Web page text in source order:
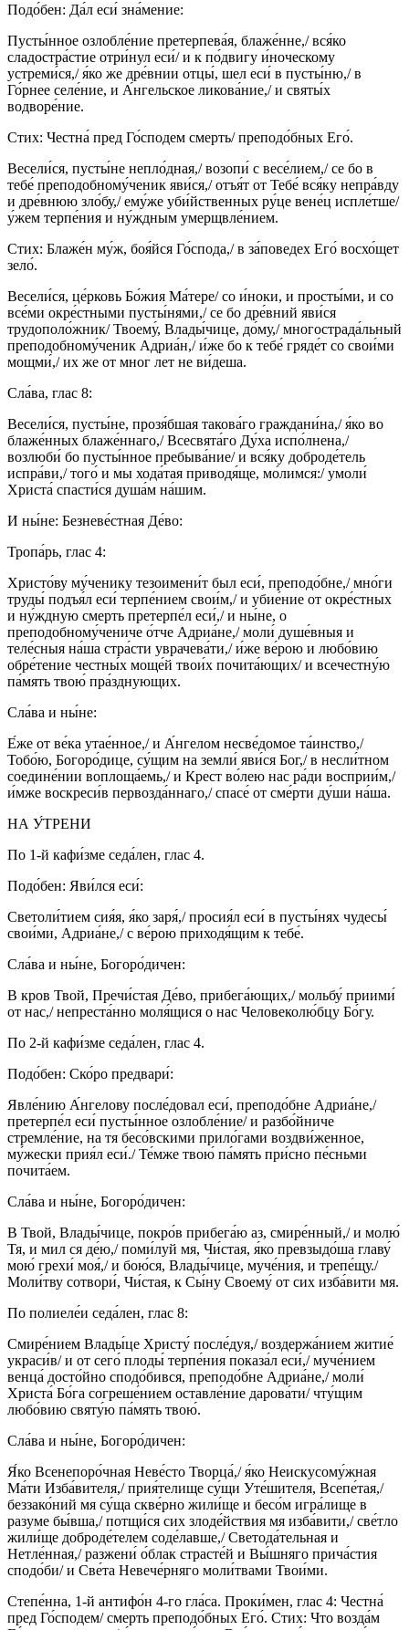
Подо́бен: Да́л еси́ зна́мение:
Пусты́нное озлобле́ние претерпева́я, блаже́нне,/ вся́ко
сладостра́стие отри́нул еси́/ и к по́двигу и́ноческому
устреми́ся,/ я́ко же дре́внии отцы́, шел еси́ в пусты́ню,/ в
Го́рнее селе́ние, и А́нгельское ликова́ние,/ и святы́х
водворе́ние.
Стих: Честна́ пред Го́сподем смерть/ преподо́бных Его́.
Весели́ся, пусты́не непло́дная,/ возопи́ с весе́лием,/ се бо в
тебе́ преподобному́ченик яви́ся,/ отъя́т от Тебе́ вся́ку непра́вду
и дре́внюю зло́бу,/ ему́же уби́йственных ру́це вене́ц испле́тше/
у́жем терпе́ния и ну́ждным умерщвле́нием.
Стих: Блаже́н му́ж, боя́йся Го́спода,/ в за́поведех Его́ восхо́щет
зело́.
Весели́ся, це́рковь Бо́жия Ма́тере/ со и́ноки, и просты́ми, и со
все́ми окре́стными пусты́нями,/ се бо дре́вний яви́ся
трудополо́жник/ Твоему́, Влады́чице, до́му,/ многострада́льный
преподобному́ченик Адриа́н,/ и́же бо к тебе́ гряде́т со свои́ми
мощми́,/ их же от мног лет не ви́деша.
Сла́ва, глас 8:
Весели́ся, пусты́не, прозя́бшая такова́го граждани́на,/ я́ко во
блаже́нных блаже́ннаго,/ Всесвята́го Ду́ха испо́лнена,/
возлюби́ бо пусты́нное пребыва́ние/ и вся́ку доброде́тель
испра́ви,/ того́ и мы хода́тая приводя́ще, мо́лимся:/ умоли́
Христа́ спасти́ся душа́м на́шим.
И ны́не: Безневе́стная Де́во:
Тропа́рь, глас 4:
Христо́ву му́ченику тезоимени́т был еси́, преподо́бне,/ мно́ги
труды́ подъя́л еси́ терпе́нием свои́м,/ и убие́ние от окре́стных
и ну́ждную смерть претерпе́л еси́,/ и ны́не, о
преподобному́чениче о́тче Адриа́не,/ моли́ душе́вныя и
теле́сныя на́ша стра́сти уврачева́ти,/ и́же ве́рою и любо́вию
обре́тение честны́х моще́й твои́х почита́ющих/ и всечестну́ю
па́мять твою́ пра́зднующих.
Сла́ва и ны́не:
Е́же от ве́ка утае́нное,/ и А́нгелом несве́домое та́инство,/
Тобо́ю, Богоро́дице, су́щим на земли́ яви́ся Бог,/ в несли́тном
соедине́нии воплоща́емь,/ и Крест во́лею нас ра́ди восприи́м,/
и́мже воскреси́в первозда́ннаго,/ спасе́ от сме́рти ду́ши на́ша.
НА У́ТРЕНИ
По 1-й кафи́зме седа́лен, глас 4.
Подо́бен: Яви́лся еси́:
Светоли́тием сия́я, я́ко заря́,/ просия́л еси́ в пусты́нях чудесы́
свои́ми, Адриа́не,/ с ве́рою приходя́щим к тебе́.
Сла́ва и ны́не, Богоро́дичен:
В кров Твой, Пречи́стая Де́во, прибега́ющих,/ мольбу́ приими́
от нас,/ непреста́нно моля́щися о нас Человеколю́бцу Бо́гу.
По 2-й кафи́зме седа́лен, глас 4.
Подо́бен: Ско́ро предвари́:
Явле́нию А́нгелову после́довал еси́, преподо́бне Адриа́не,/
претерпе́л еси́ пусты́нное озлобле́ние/ и разбо́йниче
стремле́ние, на тя бесо́вскими прило́гами воздви́женное,
му́жески прия́л еси́./ Те́мже твою́ па́мять при́сно пе́сньми
почита́ем.
Сла́ва и ны́не, Богоро́дичен:
В Твой, Влады́чице, покро́в прибега́ю аз, смире́нный,/ и молю́
Тя, и мил ся де́ю,/ поми́луй мя, Чи́стая, я́ко превзыдо́ша главу́
мою́ грехи́ моя́,/ и бою́ся, Влады́чице, муче́ния, и трепе́щу./
Моли́тву сотвори́, Чи́стая, к Сы́ну Своему́ от сих изба́вити мя.
По полиеле́и седа́лен, глас 8:
Смире́нием Влады́це Христу́ после́дуя,/ воздержа́нием житие́
украси́в/ и от сего́ плоды́ терпе́ния показа́л еси́,/ муче́нием
венца́ досто́йно сподо́бився, преподо́бне Адриа́не,/ моли́
Христа́ Бо́га согреше́нием оставле́ние дарова́ти/ чту́щим
любо́вию святу́ю па́мять твою́.
Сла́ва и ны́не, Богоро́дичен:
Я́ко Всенепоро́чная Неве́сто Творца́,/ я́ко Неискусому́жная
Ма́ти Изба́вителя,/ прия́телище су́щи Уте́шителя, Всепе́тая,/
беззако́ний мя су́ща скве́рно жили́ще и бесо́м игра́лище в
разуме бы́вша,/ потщи́ся сих злоде́йствия мя изба́вити,/ све́тло
жили́ще доброде́телем соде́лавше,/ Светода́тельная и
Нетле́нная,/ разжени́ о́блак страсте́й и Вы́шняго прича́стия
сподо́би/ и Све́та Невече́рняго моли́твами Твои́ми.
Степе́нна, 1-й антифо́н 4-го гла́са. Проки́мен, глас 4: Честна́
пред Го́сподем/ смерть преподо́бных Его́. Стих: Что возда́м